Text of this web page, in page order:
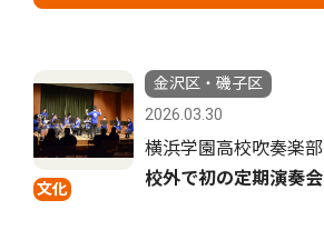
文化
金沢区・磯子区
2026.03.30
横浜学園高校吹奏楽部
校外で初の定期演奏会